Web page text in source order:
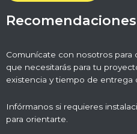
Comunícate con nosotros para
que necesitarás para tu
existencia y tiempo de entrega
Infórmanos si requieres
para orientarte.